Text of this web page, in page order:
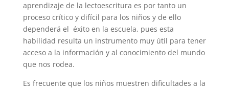
aprendizaje de la lectoescritura es por tanto un
proceso crítico y difícil para los niños y de ello
dependerá el éxito en la escuela, pues esta
habilidad resulta un instrumento muy útil para tener
acceso a la información y al conocimiento del mundo
que nos rodea.
Es frecuente que los niños muestren dificultades a la